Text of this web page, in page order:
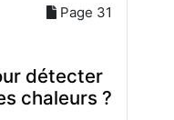
Page 31
détecter
chaleurs ?